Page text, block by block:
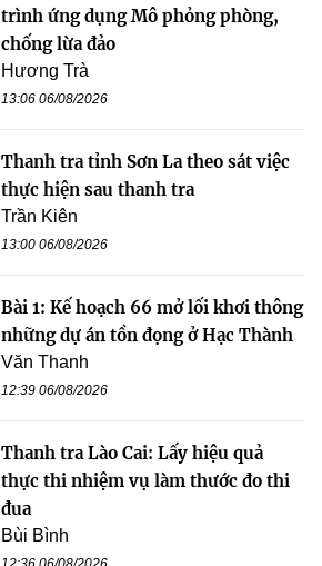
trình ứng dụng Mô phỏng phòng,
chống lừa đảo
Hương Trà
13:06 06/08/2026
Thanh tra tỉnh Sơn La theo sát việc
thực hiện sau thanh tra
Trần Kiên
13:00 06/08/2026
Bài 1: Kế hoạch 66 mở lối khơi thông
những dự án tồn đọng ở Hạc Thành
Văn Thanh
12:39 06/08/2026
Thanh tra Lào Cai: Lấy hiệu quả
thực thi nhiệm vụ làm thước đo thi
đua
Bùi Bình